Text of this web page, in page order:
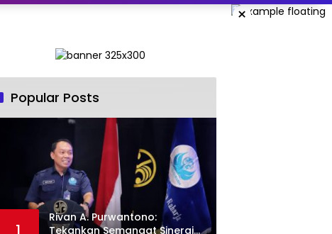
×
Popular Posts
Rivan A. Purwantono:
Tekankan Semangat Sinergi